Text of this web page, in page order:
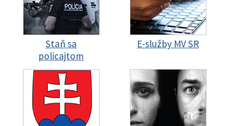
Staň sa
policajtom
E-služby MV SR